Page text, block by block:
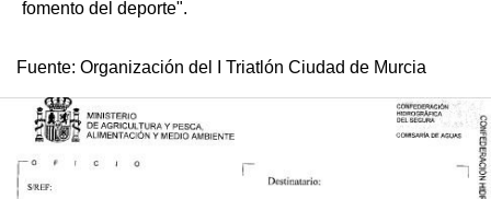
fomento del deporte".
Fuente: Organización del I Triatlón Ciudad de Murcia